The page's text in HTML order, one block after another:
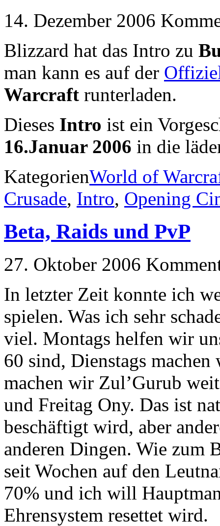
14. Dezember 2006
Blizzard hat das Intro zu
man kann es auf der
Warcraft runterladen.
Dieses Intro ist ein
16.Januar 2006 in die
KategorienWorld of
Crusade, Intro, Opening
Beta, Raids und PvP
27. Oktober 2006
In letzter Zeit konnte ich
spielen. Was ich sehr
viel. Montags helfen wir
60 sind, Dienstags
machen wir Zul’Gurub
und Freitag Ony. Das ist
beschäftigt wird, aber
anderen Dingen. Wie zum
seit Wochen auf den
70% und ich will
Ehrensystem resettet wird.